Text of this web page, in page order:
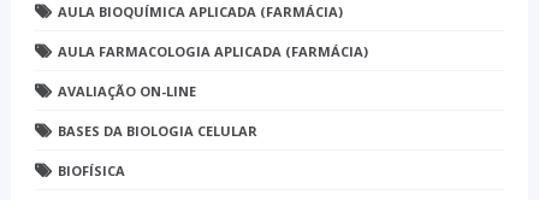
AULA BIOQUÍMICA APLICADA (FARMÁCIA)
AULA FARMACOLOGIA APLICADA (FARMÁCIA)
AVALIAÇÃO ON-LINE
BASES DA BIOLOGIA CELULAR
BIOFÍSICA